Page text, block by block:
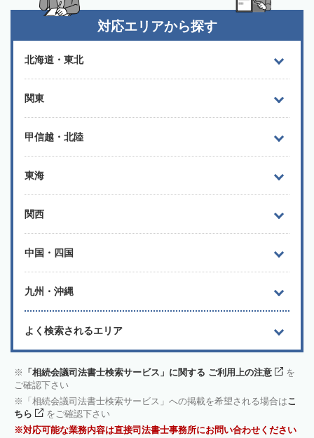
対応エリアから探す
北海道・東北
関東
甲信越・北陸
東海
関西
中国・四国
九州・沖縄
よく検索されるエリア
「相続会議司法書士検索サービス」に関する ご利用上の注意
を
ご確認下さい
「相続会議司法書士検索サービス」への掲載を希望される場合はこ
ちら
をご確認下さい
対応可能な業務内容は直接司法書士事務所にお問い合わせください